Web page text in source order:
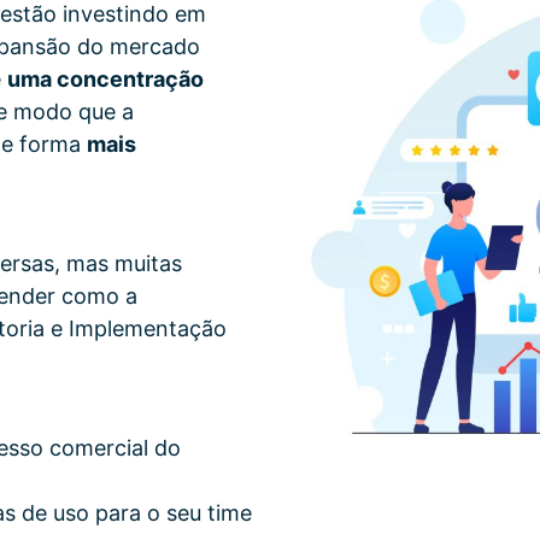
investindo em
do mercado
uma concentração
modo que a
forma mais
mas muitas
como a
e Implementação
comercial do
de uso para o seu time